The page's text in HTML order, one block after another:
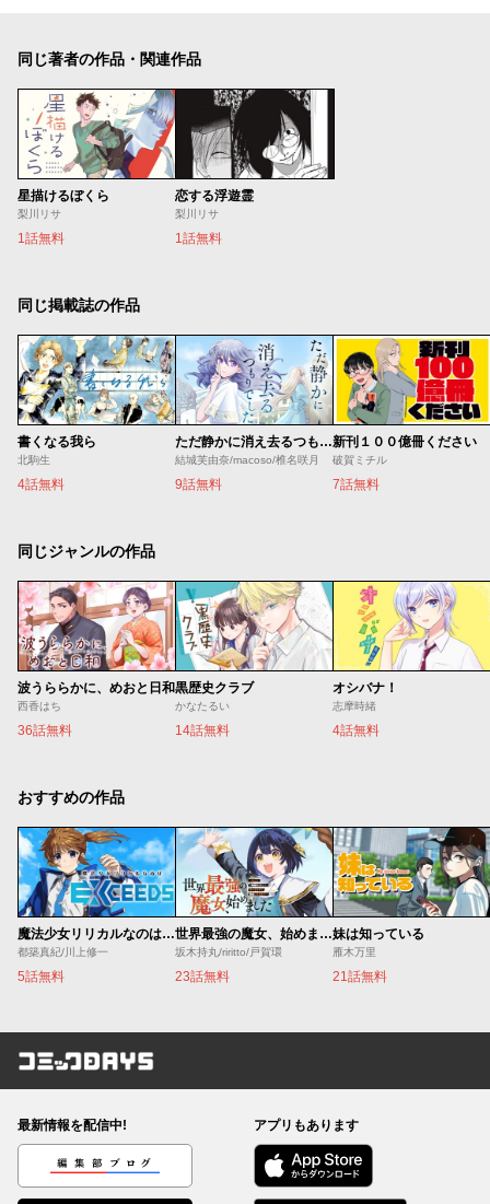
同じ著者の作品・関連作品
星描けるぼくら
梨川リサ
1話無料
恋する浮遊霊
梨川リサ
1話無料
同じ掲載誌の作品
書くなる我ら
北駒生
4話無料
ただ静かに消え去るつもりでした
結城芙由奈/macoso/椎名咲月
9話無料
新刊１００億冊ください
破賀ミチル
7話無料
同じジャンルの作品
波うららかに、めおと日和
西香はち
36話無料
黒歴史クラブ
かなたるい
14話無料
オシバナ！
志摩時緒
4話無料
おすすめの作品
魔法少女リリカルなのは EXCEEDS
都築真紀/川上修一
5話無料
世界最強の魔女、始めました ～私だけ『攻略サイト』を見れる世界で自由に生きます～
坂木持丸/riritto/戸賀環
23話無料
妹は知っている
雁木万里
21話無料
コミックDAYS
最新情報を配信中!
編集部ブログ
アプリもあります